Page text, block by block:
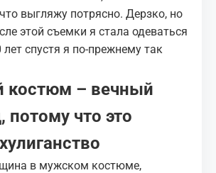
выгляжу потрясно. Дерзко, но
этой съемки я стала одеваться
спустя я по-прежнему так
костюм – вечный
потому что это
в мужском костюме,